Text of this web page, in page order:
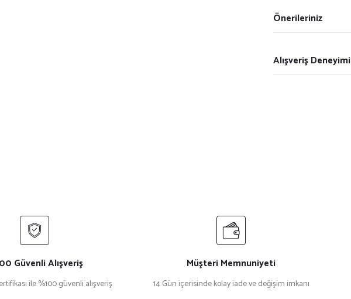
Önerileriniz
Alışveriş Deneyimi
Güvenli Alışveriş
ile %100 güvenli alışveriş
Müşteri Memnuniyeti
14 Gün içerisinde kolay iade ve değişim imkanı